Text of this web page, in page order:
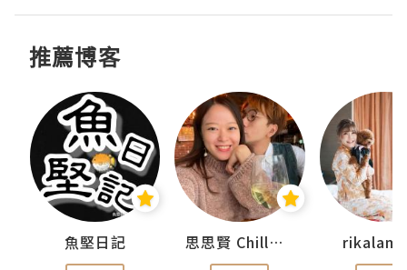
推薦博客
魚堅日記 思思賢 ChillMyBabe